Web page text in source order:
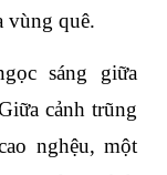
vùng quê.
sáng giữa
cảnh trũng
nghệu, một